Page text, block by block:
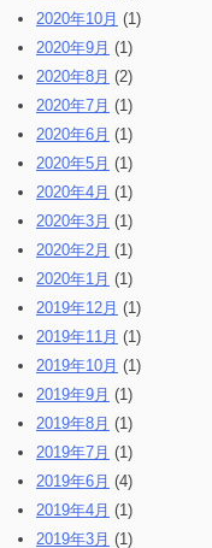
2020年10月 (1)
2020年9月 (1)
2020年8月 (2)
2020年7月 (1)
2020年6月 (1)
2020年5月 (1)
2020年4月 (1)
2020年3月 (1)
2020年2月 (1)
2020年1月 (1)
2019年12月 (1)
2019年11月 (1)
2019年10月 (1)
2019年9月 (1)
2019年8月 (1)
2019年7月 (1)
2019年6月 (4)
2019年4月 (1)
2019年3月 (1)